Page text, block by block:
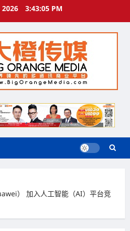
3:43:06 PM
） 加入人工智能（AI）平台竞